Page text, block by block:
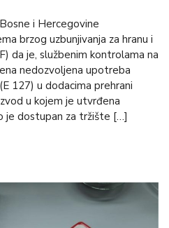
i Hercegovine
brzog uzbunjivanja za hranu i
da je, službenim kontrolama na
nedozvoljena upotreba
127) u dodacima prehrani
u kojem je utvrđena
je dostupan za tržište […]